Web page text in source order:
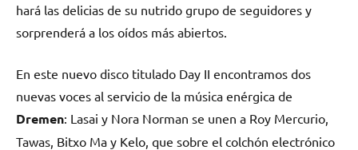
hará las delicias de su nutrido grupo de seguidores y
sorprenderá a los oídos más abiertos.
En este nuevo disco titulado Day II encontramos dos
nuevas voces al servicio de la música enérgica de
Dremen: Lasai y Nora Norman se unen a Roy Mercurio,
Tawas, Bitxo Ma y Kelo, que sobre el colchón electrónico